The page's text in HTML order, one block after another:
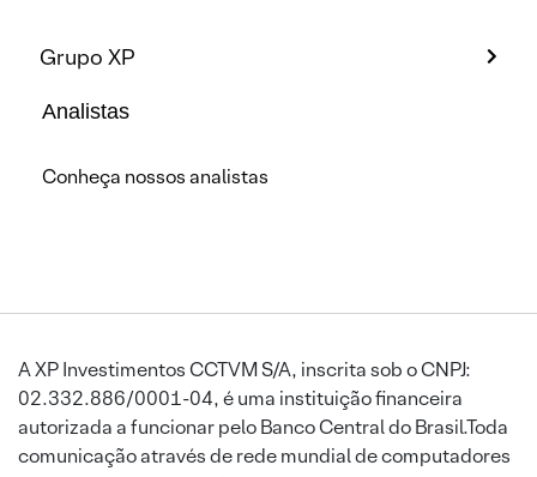
Grupo XP
Analistas
Conheça nossos analistas
A XP Investimentos CCTVM S/A, inscrita sob o CNPJ:
02.332.886/0001-04, é uma instituição financeira
autorizada a funcionar pelo Banco Central do Brasil.Toda
comunicação através de rede mundial de computadores